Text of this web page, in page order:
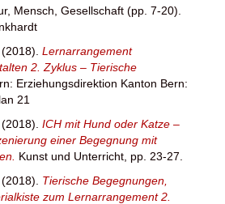
Mensch, Gesellschaft (pp. 7-20).
(2018). Lernarrangement
2. Zyklus – Tierische
Erziehungsdirektion Kanton Bern:
21
(2018). ICH mit Hund oder Katze –
einer Begegnung mit
Kunst und Unterricht, pp. 23-27.
(2018). Tierische Begegnungen,
zum Lernarrangement 2.